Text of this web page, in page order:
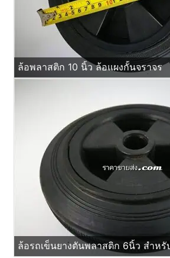
ล้อพลาสติก 10 นิ้ว ล้อแผงกั้นจราจร